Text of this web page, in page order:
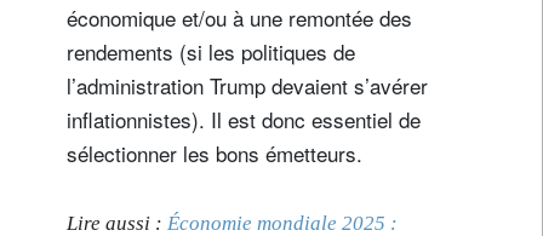
économique et/ou à une remontée des
rendements (si les politiques de
l’administration Trump devaient s’avérer
inflationnistes). Il est donc essentiel de
sélectionner les bons émetteurs.
Lire aussi : Économie mondiale 2025 :